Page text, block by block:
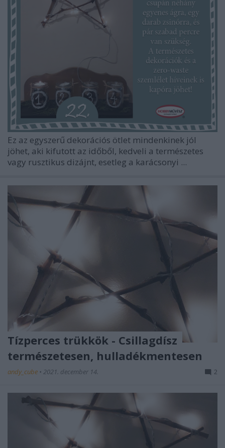
Ez az egyszerű dekorációs ötlet mindenkinek jól
jöhet, aki kifutott az időből, kedveli a természetes
vagy rusztikus dizájnt, esetleg a karácsonyi ...
Tízperces trükkök - Csillagdísz
természetesen, hulladékmentesen
andy_cube • 2021. december 14. 2